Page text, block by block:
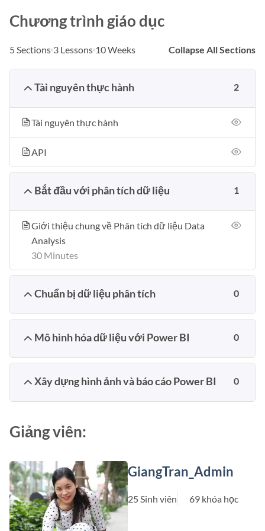
Chương trình giáo dục
5 Sections 3 Lessons 10 Weeks Collapse All Sections
Tài nguyên thực hành 2
Tài nguyên thực hành
API
Bắt đầu với phân tích dữ liệu 1
Giới thiệu chung về Phân tích dữ liệu Data
Analysis
30 Minutes
Chuẩn bị dữ liệu phân tích 0
Mô hình hóa dữ liệu với Power BI 0
Xây dựng hình ảnh và báo cáo Power BI 0
Giảng viên:
GiangTran_Admin
25 Sinh viên 69 khóa học